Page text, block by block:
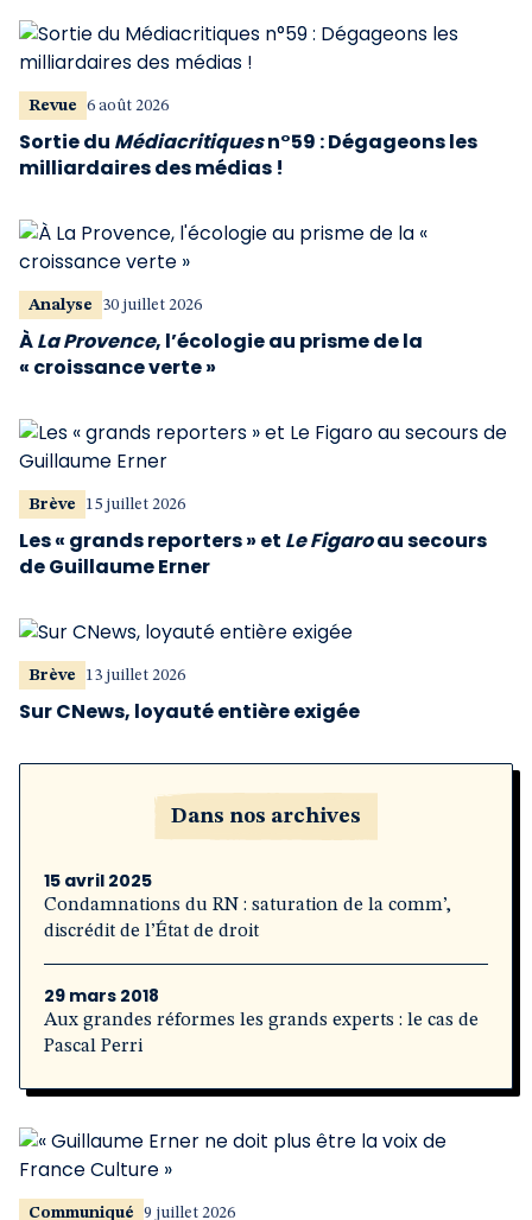
Revue 6 août 2026
Sortie du Médiacritiquesn°59 : Dégageons les
milliardaires des médias !
Analyse 30 juillet 2026
ÀLa Provence, l’écologie au prisme de la
« croissance verte »
Brève 15 juillet 2026
Les « grands reporters » et Le Figaroau secours
de Guillaume Erner
Brève 13 juillet 2026
Sur CNews, loyauté entière exigée
Dans nos archives
15 avril 2025
Condamnations du RN : saturation de la comm’,
discrédit de l’État de droit
29 mars 2018
Aux grandes réformes les grands experts : le cas de
Pascal Perri
Communiqué 9 juillet 2026